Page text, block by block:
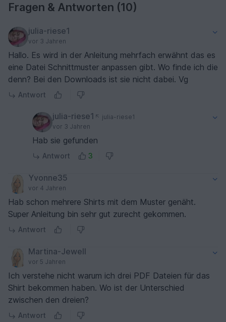
Fragen & Antworten (10)
julia-riese1
vor 3 Jahren
Hallo. Es wird in der Anleitung mehrfach erwähnt das es
eine Datei Schnittmuster anpassen gibt. Wo finde ich die
denn? Bei den Downloads ist sie nicht dabei. Vg
Antwort
julia-riese1
julia-riese1
vor 3 Jahren
Hab sie gefunden
Antwort 3
Yvonne35
vor 4 Jahren
Hab schon mehrere Shirts mit dem Muster genäht.
Super Anleitung bin sehr gut zurecht gekommen.
Antwort
Martina-Jewell
vor 5 Jahren
Ich verstehe nicht warum ich drei PDF Dateien für das
Shirt bekommen haben. Wo ist der Unterschied
zwischen den dreien?
Antwort